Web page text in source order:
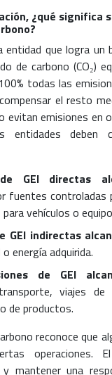
¿qué significa
entidad que logra un
de carbono (CO₂)
todas las
el resto
evitan emisiones en
entidades deben
GEI directas
fuentes controladas
vehículos o
GEI indirectas
energía adquirida.
de GEI
viajes de
de productos.
reconoce que
operaciones.
mantener una